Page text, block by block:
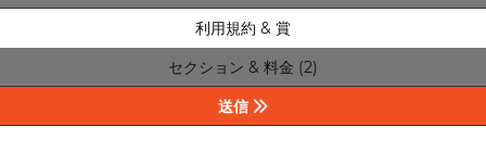
利用規約 & 賞
セクション & 料金 (2)
送信